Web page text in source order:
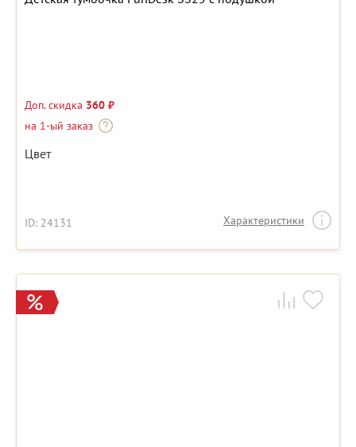
Доп. скидка 360 ₽
на 1-ый заказ
Цвет
ID: 24131 Характеристики